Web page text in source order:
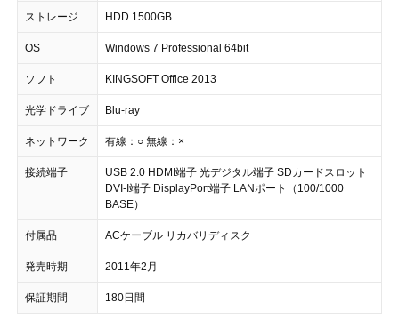
ストレージ HDD 1500GB
OS Windows 7 Professional 64bit
ソフト KINGSOFT Office 2013
光学ドライブ Blu-ray
ネットワーク 有線：○ 無線：×
接続端子
USB 2.0 HDMI端子 光デジタル端子 SDカードスロット
DVI-I端子 DisplayPort端子 LANポート（100/1000
BASE）
付属品 ACケーブル リカバリディスク
発売時期 2011年2月
保証期間 180日間